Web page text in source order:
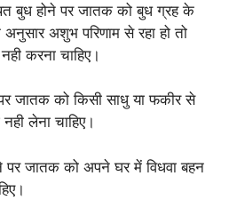
बुध होने पर जातक को बुध ग्रह के
अशुभ परिणाम से रहा हो तो
करना चाहिए।
जातक को किसी साधु या फकीर से
लेना चाहिए।
पर जातक को अपने घर में विधवा बहन